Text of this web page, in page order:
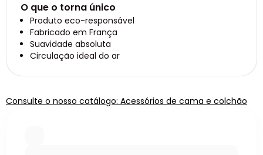
O que o torna único
Produto eco-responsável
Fabricado em França
Suavidade absoluta
Circulação ideal do ar
Consulte o nosso catálogo: Acessórios de cama e colchão